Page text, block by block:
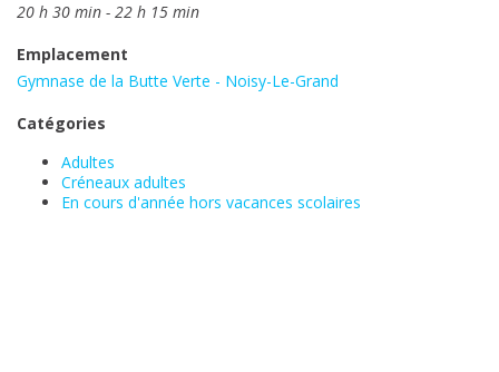
20 h 30 min - 22 h 15 min
Emplacement
Gymnase de la Butte Verte - Noisy-Le-Grand
Catégories
Adultes
Créneaux adultes
En cours d'année hors vacances scolaires